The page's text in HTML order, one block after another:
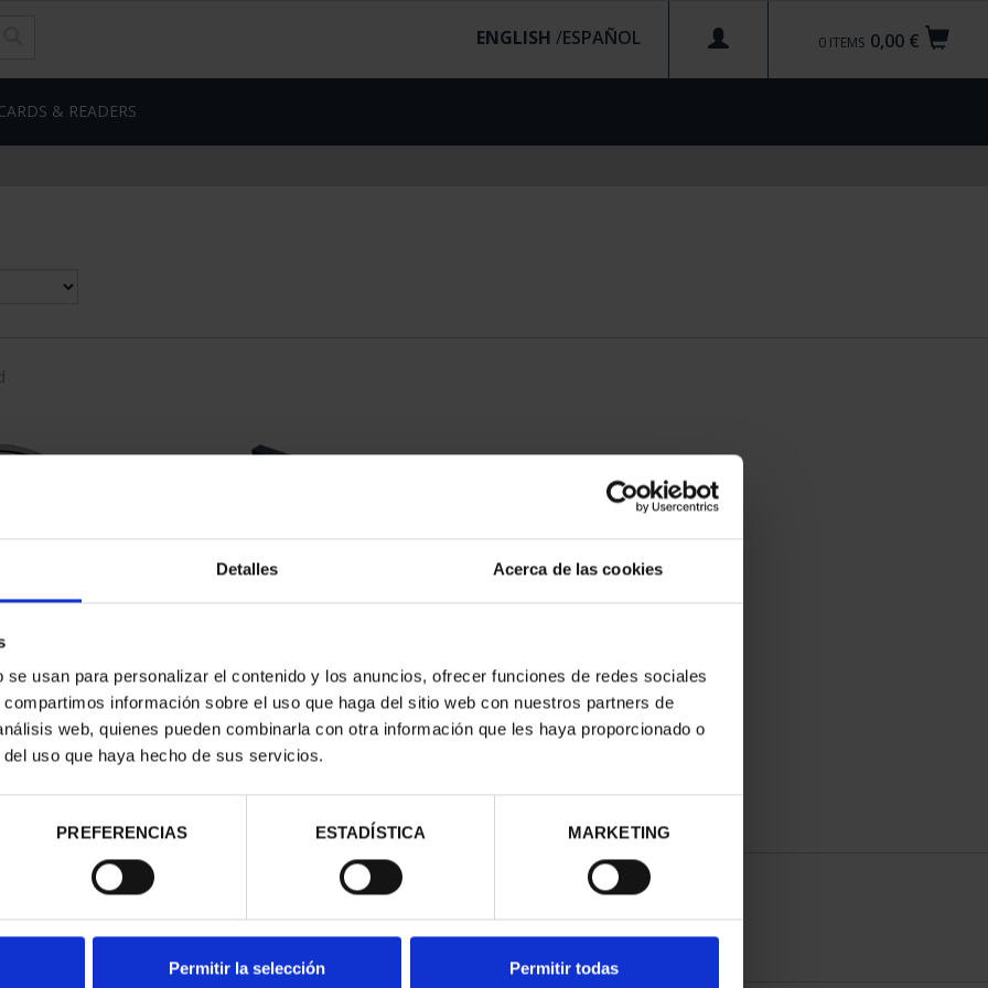
Detalles Acerca de las cookies
usan para personalizar el contenido y los anuncios, ofrecer funciones de redes sociales
información sobre el uso que haga del sitio web con nuestros partners de
web, quienes pueden combinarla con otra información que les haya proporcionado o
uso que haya hecho de sus servicios.
PREFERENCIAS ESTADÍSTICA MARKETING
Permitir la selección Permitir todas
0,00 €
0 ITEMS
ENGLISH /
& READERS
COIN
13TH IBERIAN-AMERICAN
COLLECTION
€595.00